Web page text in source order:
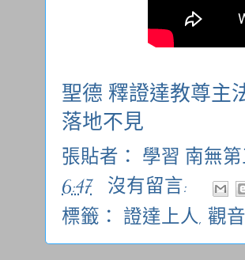
聖德 釋證達教尊
落地不見
張貼者： 學習 南無
6:47
沒有留言:
標籤： 證達上人, 觀